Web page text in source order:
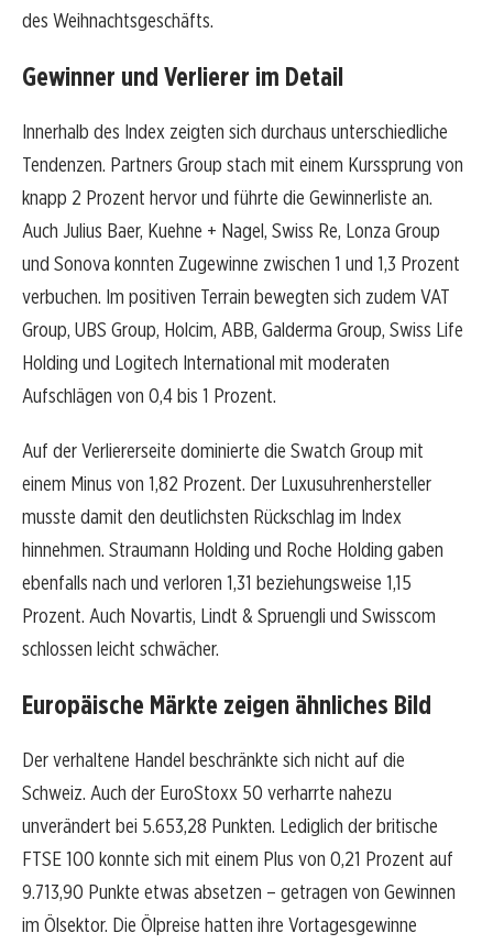
des Weihnachtsgeschäfts.
Gewinner und Verlierer im Detail
Innerhalb des Index zeigten sich durchaus unterschiedliche
Tendenzen. Partners Group stach mit einem Kurssprung von
knapp 2 Prozent hervor und führte die Gewinnerliste an.
Auch Julius Baer, Kuehne + Nagel, Swiss Re, Lonza Group
und Sonova konnten Zugewinne zwischen 1 und 1,3 Prozent
verbuchen. Im positiven Terrain bewegten sich zudem VAT
Group, UBS Group, Holcim, ABB, Galderma Group, Swiss Life
Holding und Logitech International mit moderaten
Aufschlägen von 0,4 bis 1 Prozent.
Auf der Verliererseite dominierte die Swatch Group mit
einem Minus von 1,82 Prozent. Der Luxusuhrenhersteller
musste damit den deutlichsten Rückschlag im Index
hinnehmen. Straumann Holding und Roche Holding gaben
ebenfalls nach und verloren 1,31 beziehungsweise 1,15
Prozent. Auch Novartis, Lindt & Spruengli und Swisscom
schlossen leicht schwächer.
Europäische Märkte zeigen ähnliches Bild
Der verhaltene Handel beschränkte sich nicht auf die
Schweiz. Auch der EuroStoxx 50 verharrte nahezu
unverändert bei 5.653,28 Punkten. Lediglich der britische
FTSE 100 konnte sich mit einem Plus von 0,21 Prozent auf
9.713,90 Punkte etwas absetzen – getragen von Gewinnen
im Ölsektor. Die Ölpreise hatten ihre Vortagesgewinne